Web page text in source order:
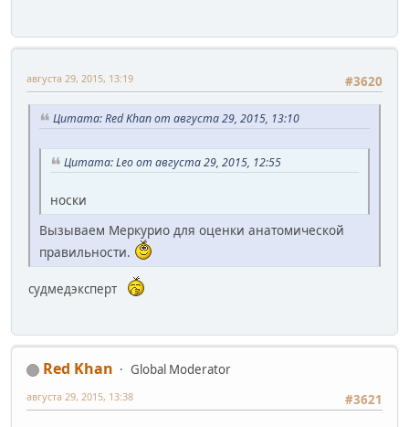
#3620
августа 29, 2015, 13:19
Цитата: Red Khan от августа 29, 2015, 13:10
Цитата: Leo от августа 29, 2015, 12:55
носки
Вызываем Меркурио для оценки анатомической
правильности.
судмедэксперт
Red Khan
Global Moderator
#3621
августа 29, 2015, 13:38